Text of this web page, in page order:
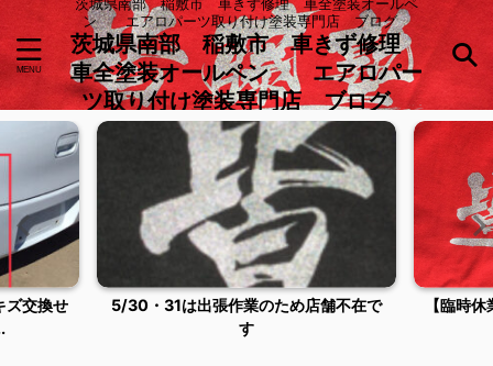
ン エアロパーツ取り付け塗装専門店 ブログ
茨城県南部 稲敷市 車きず修理
車全塗装オールペン エアロパー
ツ取り付け塗装専門店 ブログ
ズ交換せ
5/30・31は出張作業のため店舗不在で
す
【臨時